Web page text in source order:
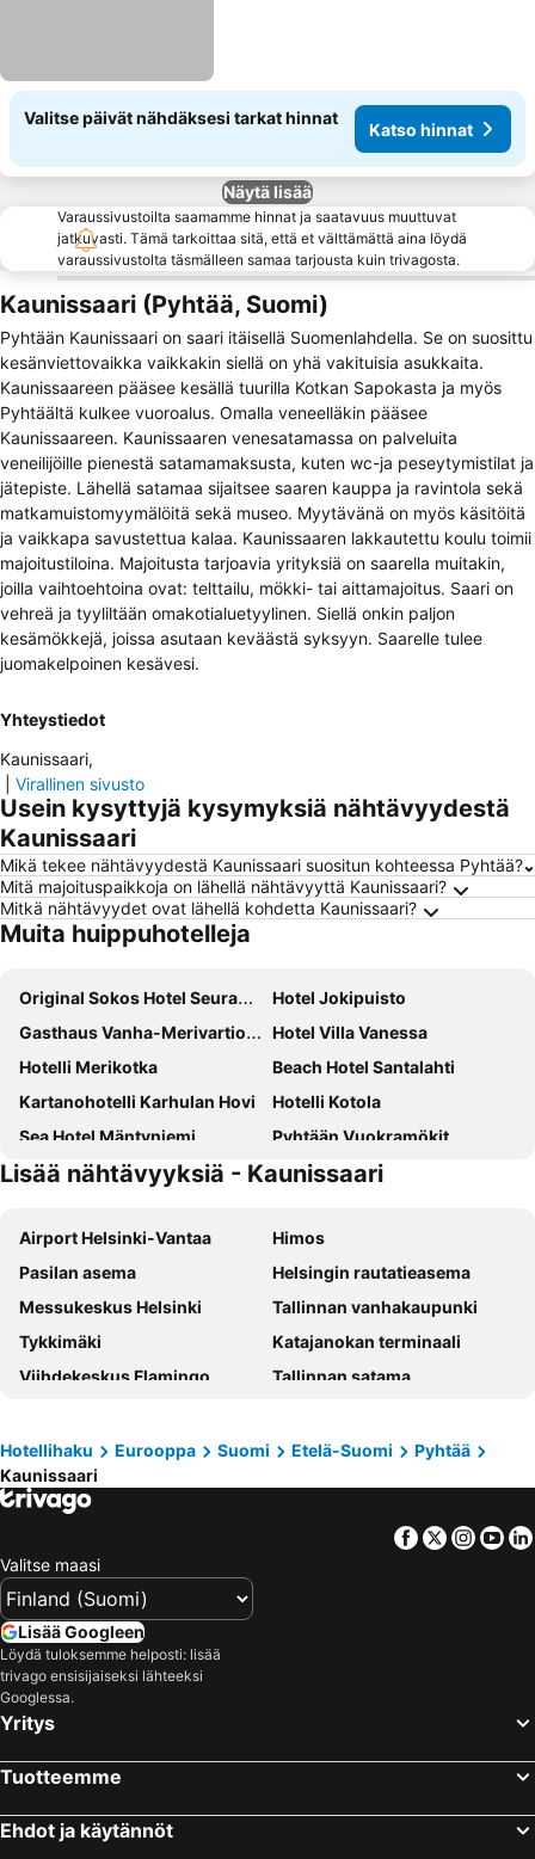
Valitse päivät nähdäksesi tarkat hinnat
Katso hinnat
Näytä lisää
Varaussivustoilta saamamme hinnat ja saatavuus muuttuvat
jatkuvasti. Tämä tarkoittaa sitä, että et välttämättä aina löydä
varaussivustolta täsmälleen samaa tarjousta kuin trivagosta.
Kaunissaari (Pyhtää, Suomi)
Pyhtään Kaunissaari on saari itäisellä Suomenlahdella. Se on suosittu
kesänviettovaikka vaikkakin siellä on yhä vakituisia asukkaita.
Kaunissaareen pääsee kesällä tuurilla Kotkan Sapokasta ja myös
Pyhtäältä kulkee vuoroalus. Omalla veneelläkin pääsee
Kaunissaareen. Kaunissaaren venesatamassa on palveluita
veneilijöille pienestä satamamaksusta, kuten wc-ja peseytymistilat ja
jätepiste. Lähellä satamaa sijaitsee saaren kauppa ja ravintola sekä
matkamuistomyymälöitä sekä museo. Myytävänä on myös käsitöitä
ja vaikkapa savustettua kalaa. Kaunissaaren lakkautettu koulu toimii
majoitustiloina. Majoitusta tarjoavia yrityksiä on saarella muitakin,
joilla vaihtoehtoina ovat: telttailu, mökki- tai aittamajoitus. Saari on
vehreä ja tyyliltään omakotialuetyylinen. Siellä onkin paljon
kesämökkejä, joissa asutaan keväästä syksyyn. Saarelle tulee
juomakelpoinen kesävesi.
Yhteystiedot
Kaunissaari,
Virallinen sivusto
Usein kysyttyjä kysymyksiä nähtävyydestä
Kaunissaari
Mikä tekee nähtävyydestä Kaunissaari suositun kohteessa Pyhtää?
Mitä majoituspaikkoja on lähellä nähtävyyttä Kaunissaari?
Mitkä nähtävyydet ovat lähellä kohdetta Kaunissaari?
Muita huippuhotelleja
Original Sokos Hotel Seurahuone Kotka
Hotel Jokipuisto
Gasthaus Vanha-Merivartioasema
Hotel Villa Vanessa
Hotelli Merikotka
Beach Hotel Santalahti
Kartanohotelli Karhulan Hovi
Hotelli Kotola
Sea Hotel Mäntyniemi
Pyhtään Vuokramökit
Kotkan Residenssi Apartments
Lisää nähtävyyksiä - Kaunissaari
Airport Helsinki-Vantaa
Himos
Pasilan asema
Helsingin rautatieasema
Messukeskus Helsinki
Tallinnan vanhakaupunki
Tykkimäki
Katajanokan terminaali
Viihdekeskus Flamingo
Tallinnan satama
Hartwall Areena
Imatran kylpylä
Kamppi Shopping Center
Suomenlinna
Ideapark
Korkeasaari
Tuska Open Air Metal Festival
Puuhamaa
Jätkäsaari
Kaapelitehdas
Himos Festival
Kauppatori
Hotellihaku Eurooppa Suomi Etelä-Suomi
Pyhtää
Kaunissaari
Facebook
Twitter
Valitse maasi
Lisää Googleen
Löydä tuloksemme helposti: lisää
trivago ensisijaiseksi lähteeksi
Googlessa.
Yritys
Tuotteemme
Ehdot ja käytännöt